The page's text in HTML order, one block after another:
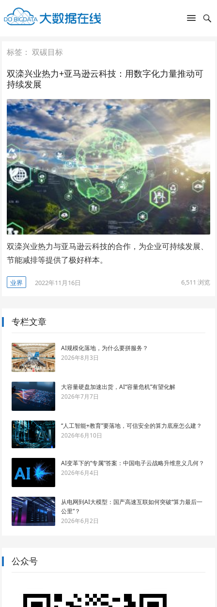
标签：双碳目标
双滦兴业热力+亚马逊云科技：用数字化力量推动可
持续发展
双滦兴业热力与亚马逊云科技的合作，为企业可持续发展、
节能减排等提供了极好样本。
业界 2022年11月16日 6,511 浏览
专栏文章
AI规模化落地，为什么要拼服务？
2026年8月3日
大容量硬盘加速出货，AI“容量危机”有望化解
2026年7月7日
“人工智能+教育”要落地，可信安全的算力底座怎么建？
2026年6月10日
AI变革下的“专属”答案：中国电子云战略升维意义几何？
2026年6月4日
从电网到AI大模型：国产高速互联如何突破“算力最后一
公里”？
2026年6月2日
公众号